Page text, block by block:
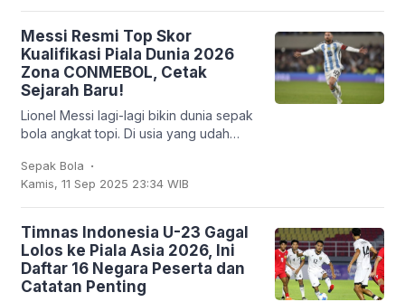
Messi Resmi Top Skor
Kualifikasi Piala Dunia 2026
Zona CONMEBOL, Cetak
Sejarah Baru!
Lionel Messi lagi-lagi bikin dunia sepak
bola angkat topi. Di usia yang udah
mencatatkan sejarah baru: untuk
pertama
Sepak Bola .
Kamis, 11 Sep 2025 23:34 WIB
Timnas Indonesia U-23 Gagal
Lolos ke Piala Asia 2026, Ini
Daftar 16 Negara Peserta dan
Catatan Penting